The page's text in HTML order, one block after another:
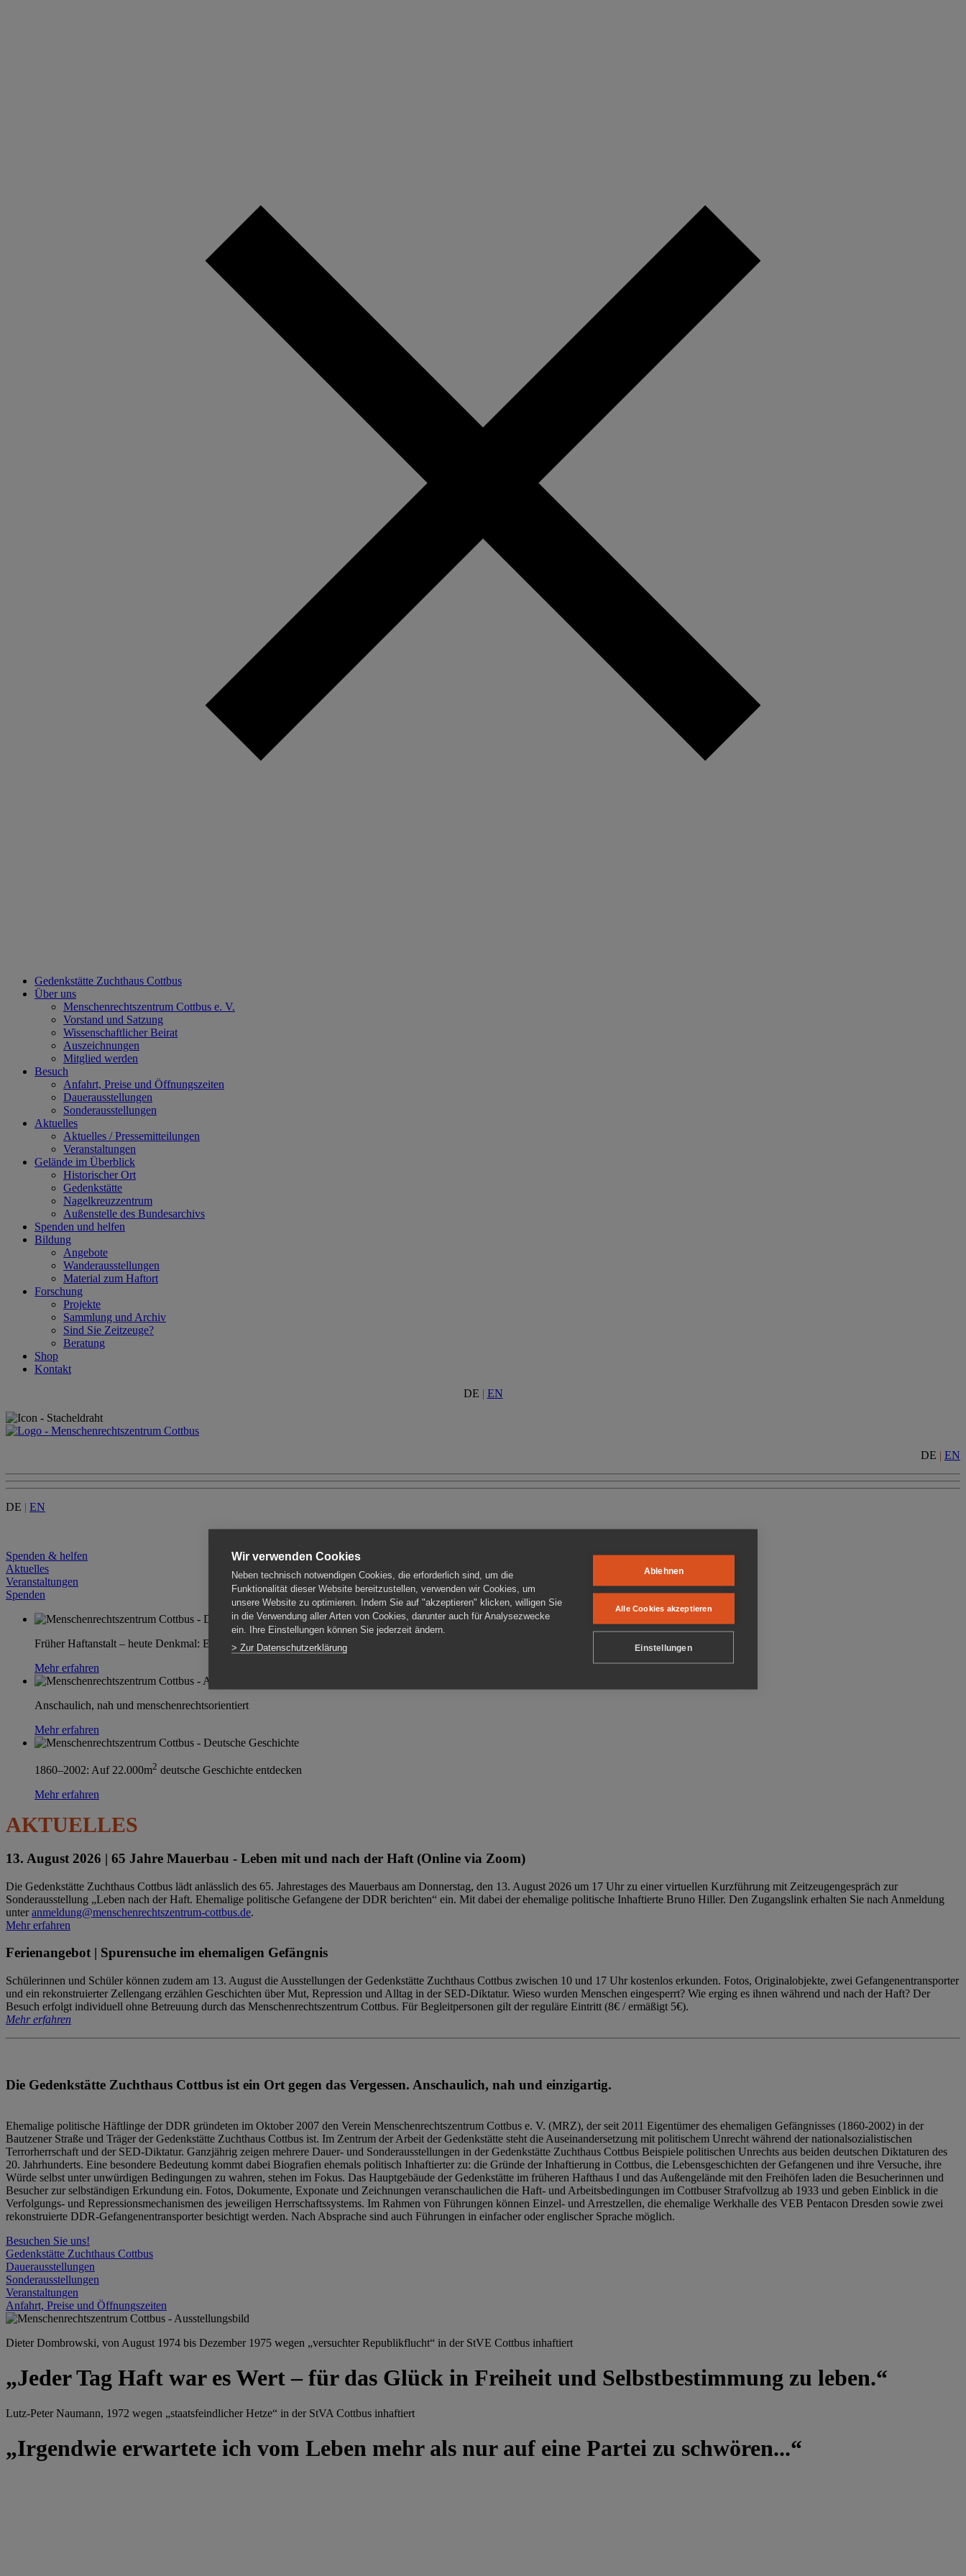
Gedenkstätte Zuchthaus Cottbus
Über uns
Menschenrechtszentrum Cottbus e. V.
Vorstand und Satzung
Wissenschaftlicher Beirat
Auszeichnungen
Mitglied werden
Besuch
Anfahrt, Preise und Öffnungszeiten
Dauerausstellungen
Sonderausstellungen
Aktuelles
Aktuelles / Pressemitteilungen
Veranstaltungen
Gelände im Überblick
Historischer Ort
Gedenkstätte
Nagelkreuzzentrum
Außenstelle des Bundesarchivs
Spenden und helfen
Bildung
Angebote
Wanderausstellungen
Material zum Haftort
Forschung
Projekte
Sammlung und Archiv
Sind Sie Zeitzeuge?
Beratung
Shop
Kontakt
DE | EN
DE | EN
DE | EN
Spenden & helfen
Aktuelles
Veranstaltungen
Spenden
Früher Haftanstalt – heute Denkmal: Einen Ort im Wandel erleben
Mehr erfahren
Anschaulich, nah und menschenrechtsorientiert
Mehr erfahren
1860–2002: Auf 22.000m2 deutsche Geschichte entdecken
Mehr erfahren
AKTUELLES
13. August 2026 | 65 Jahre Mauerbau - Leben mit und nach der Haft (Online via Zoom)
Die Gedenkstätte Zuchthaus Cottbus lädt anlässlich des 65. Jahrestages des Mauerbaus am Donnerstag, den 13. August 2026 um 17 Uhr zu einer virtuellen Kurzführung mit Zeitzeugengespräch zur
Sonderausstellung „Leben nach der Haft. Ehemalige politische Gefangene der DDR berichten“ ein. Mit dabei der ehemalige politische Inhaftierte Bruno Hiller. Den Zugangslink erhalten Sie nach Anmeldung
unteranmeldung@menschenrechtszentrum-cottbus.de.
Mehr erfahren
Ferienangebot | Spurensuche im ehemaligen Gefängnis
Schülerinnen und Schüler können zudem am 13. August die Ausstellungen der Gedenkstätte Zuchthaus Cottbus zwischen 10 und 17 Uhr kostenlos erkunden. Fotos, Originalobjekte, zwei Gefangenentransporter
und ein rekonstruierter Zellengang erzählen Geschichten über Mut, Repression und Alltag in der SED-Diktatur. Wieso wurden Menschen eingesperrt? Wie erging es ihnen während und nach der Haft? Der
Besuch erfolgt individuell ohne Betreuung durch das Menschenrechtszentrum Cottbus. Für Begleitpersonen gilt der reguläre Eintritt (8€ / ermäßigt 5€).
Mehr erfahren
Die Gedenkstätte Zuchthaus Cottbus ist ein Ort gegen das Vergessen. Anschaulich, nah und einzigartig.
Ehemalige politische Häftlinge der DDR gründeten im Oktober 2007 den Verein Menschenrechtszentrum Cottbus e. V. (MRZ), der seit 2011 Eigentümer des ehemaligen Gefängnisses (1860-2002) in der
Bautzener Straße und Träger der Gedenkstätte Zuchthaus Cottbus ist. Im Zentrum der Arbeit der Gedenkstätte steht die Auseinandersetzung mit politischem Unrecht während der nationalsozialistischen
Terrorherrschaft und der SED-Diktatur. Ganzjährig zeigen mehrere Dauer- und Sonderausstellungen in der Gedenkstätte Zuchthaus Cottbus Beispiele politischen Unrechts aus beiden deutschen Diktaturen des
20. Jahrhunderts. Eine besondere Bedeutung kommt dabei Biografien ehemals politisch Inhaftierter zu: die Gründe der Inhaftierung in Cottbus, die Lebensgeschichten der Gefangenen und ihre Versuche, ihre
Würde selbst unter unwürdigen Bedingungen zu wahren, stehen im Fokus. Das Hauptgebäude der Gedenkstätte im früheren Hafthaus I und das Außengelände mit den Freihöfen laden die Besucherinnen und
Besucher zur selbständigen Erkundung ein. Fotos, Dokumente, Exponate und Zeichnungen veranschaulichen die Haft- und Arbeitsbedingungen im Cottbuser Strafvollzug ab 1933 und geben Einblick in die
Verfolgungs- und Repressionsmechanismen des jeweiligen Herrschaftssystems. Im Rahmen von Führungen können Einzel- und Arrestzellen, die ehemalige Werkhalle des VEB Pentacon Dresden sowie zwei
rekonstruierte DDR-Gefangenentransporter besichtigt werden. Nach Absprache sind auch Führungen in einfacher oder englischer Sprache möglich.
Besuchen Sie uns!
Gedenkstätte Zuchthaus Cottbus
Dauerausstellungen
Sonderausstellungen
Veranstaltungen
Anfahrt, Preise und Öffnungszeiten
Dieter Dombrowski, von August 1974 bis Dezember 1975 wegen „versuchter Republikflucht“ in der StVE Cottbus inhaftiert
„Jeder Tag Haft war es Wert – für das Glück in Freiheit und Selbstbestimmung zu leben.“
Lutz-Peter Naumann, 1972 wegen „staatsfeindlicher Hetze“ in der StVA Cottbus inhaftiert
„Irgendwie erwartete ich vom Leben mehr als nur auf eine Partei zu schwören...“
Wir verwenden Cookies
Neben technisch notwendigen Cookies, die erforderlich sind, um die
Funktionalität dieser Website bereitzustellen, verwenden wir Cookies, um
unsere Website zu optimieren. Indem Sie auf "akzeptieren" klicken, willigen Sie
in die Verwendung aller Arten von Cookies, darunter auch für Analysezwecke
ein. Ihre Einstellungen können Sie jederzeit ändern.
> Zur Datenschutzerklärung
Ablehnen
Alle Cookies akzeptieren
Einstellungen